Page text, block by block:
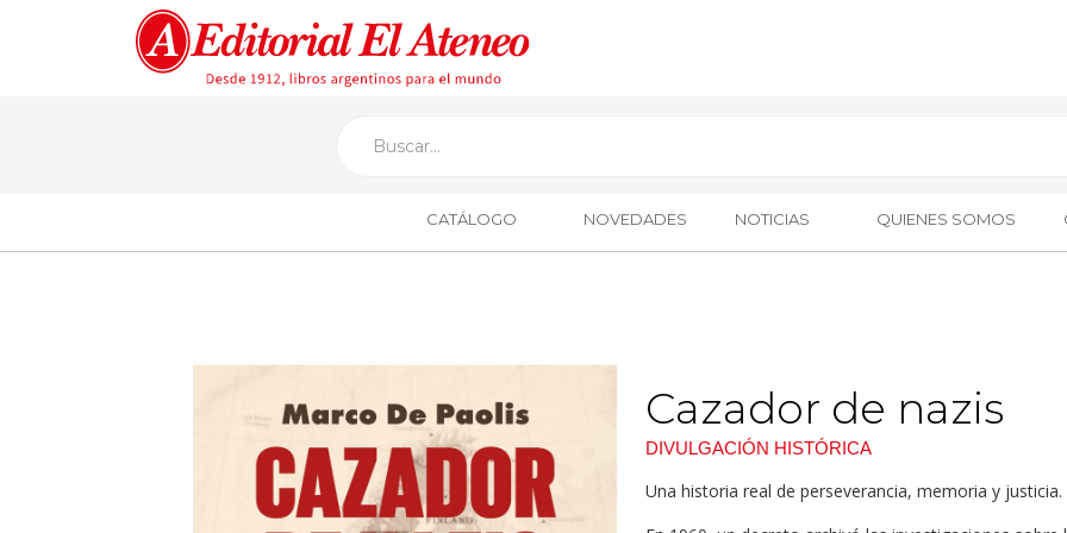
CATÁLOGO NOVEDADES NOTICIAS QUIENES SOMOS
Cazador de nazis
DIVULGACIÓN HISTÓRICA
Una historia real de perseverancia, memoria y justicia.